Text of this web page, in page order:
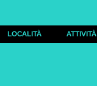
LOCALITÀ ATTIVITÀ